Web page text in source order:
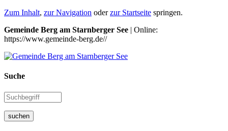
Zum Inhalt, zur Navigation oderzur Startseite springen.
Gemeinde Berg am Starnberger See | Online:
https://www.gemeinde-berg.de//
Suche
suchen